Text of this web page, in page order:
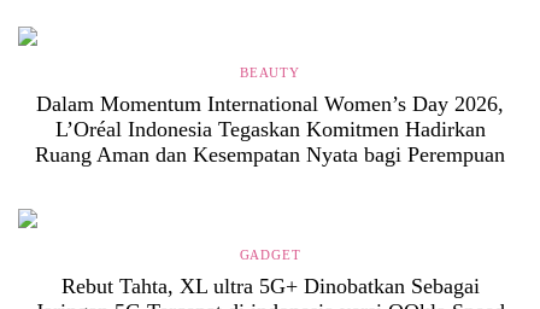
BEAUTY
Dalam Momentum International Women’s Day 2026,
L’Oréal Indonesia Tegaskan Komitmen Hadirkan
Ruang Aman dan Kesempatan Nyata bagi Perempuan
GADGET
Rebut Tahta, XL ultra 5G+ Dinobatkan Sebagai